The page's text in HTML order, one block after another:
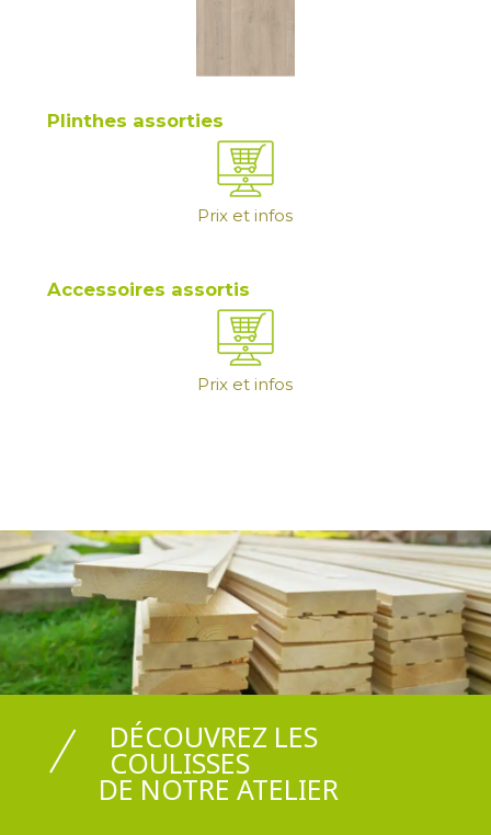
Plinthes assorties
Prix et infos
Accessoires assortis
Prix et infos
DÉCOUVREZ LES
COULISSES
DE NOTRE ATELIER